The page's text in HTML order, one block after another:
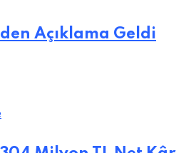
Açıklama Geldi